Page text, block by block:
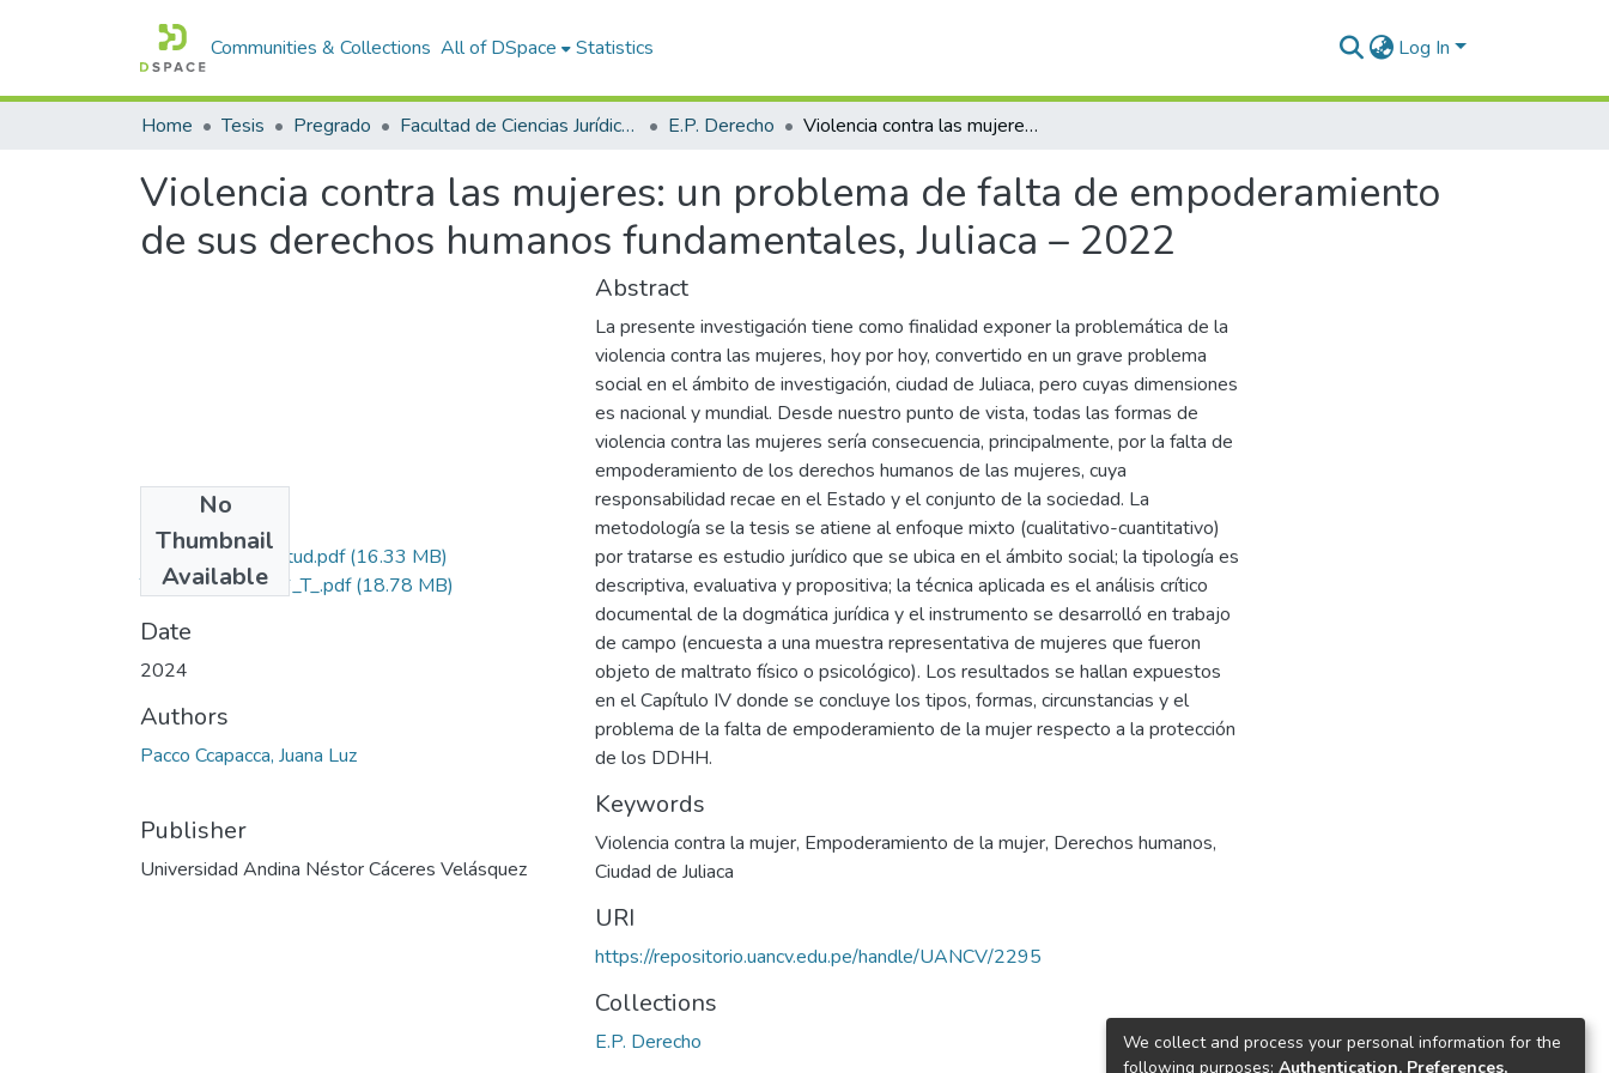
Communities & Collections All of DSpace Statistics Log In
Home Tesis Pregrado Facultad de Ciencias Jurídicas y Políticas E.P. Derecho Violencia contra las mujeres: un problema de falta de empoderamiento de sus derechos humanos fundamentales, Juliaca – 2022
Violencia contra las mujeres: un problema de falta de empoderamiento
de sus derechos humanos fundamentales, Juliaca – 2022
No
Thumbnail
Available
Grado de Similitud.pdf(16.33 MB)
T036_70238176_T_.pdf(18.78 MB)
Date
2024
Authors
Pacco Ccapacca, Juana Luz
Publisher
Universidad Andina Néstor Cáceres Velásquez
Abstract
La presente investigación tiene como finalidad exponer la problemática de la
violencia contra las mujeres, hoy por hoy, convertido en un grave problema
social en el ámbito de investigación, ciudad de Juliaca, pero cuyas dimensiones
es nacional y mundial. Desde nuestro punto de vista, todas las formas de
violencia contra las mujeres sería consecuencia, principalmente, por la falta de
empoderamiento de los derechos humanos de las mujeres, cuya
responsabilidad recae en el Estado y el conjunto de la sociedad. La
metodología se la tesis se atiene al enfoque mixto (cualitativo-cuantitativo)
por tratarse es estudio jurídico que se ubica en el ámbito social; la tipología es
descriptiva, evaluativa y propositiva; la técnica aplicada es el análisis crítico
documental de la dogmática jurídica y el instrumento se desarrolló en trabajo
de campo (encuesta a una muestra representativa de mujeres que fueron
objeto de maltrato físico o psicológico). Los resultados se hallan expuestos
en el Capítulo IV donde se concluye los tipos, formas, circunstancias y el
problema de la falta de empoderamiento de la mujer respecto a la protección
de los DDHH.
Keywords
Violencia contra la mujer, Empoderamiento de la mujer, Derechos humanos,
Ciudad de Juliaca
URI
https://repositorio.uancv.edu.pe/handle/UANCV/2295
Collections
E.P. Derecho
We collect and process your personal information for the
following purposes: Authentication, Preferences,